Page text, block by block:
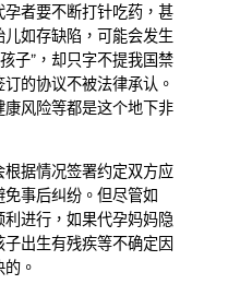
者要不断打针吃药，甚
如存缺陷，可能会发生
子”，却只字不提我国禁
的协议不被法律承认。
风险等都是这个地下非
据情况签署约定双方应
事后纠纷。但尽管如
进行，如果代孕妈妈隐
出生有残疾等不确定因
。